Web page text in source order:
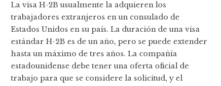
La visa H-2B usualmente la adquieren los
trabajadores extranjeros en un consulado de
Estados Unidos en su país. La duración de una visa
estándar H-2B es de un año, pero se puede extender
hasta un máximo de tres años. La compañía
estadounidense debe tener una oferta oficial de
trabajo para que se considere la solicitud, y el